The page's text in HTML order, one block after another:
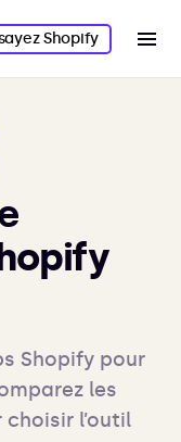
Shopify
Shopify pour
les
l’outil